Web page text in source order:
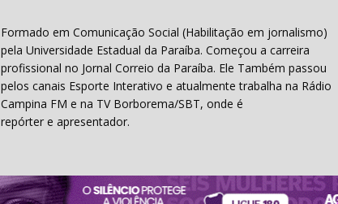
Formado em Comunicação Social (Habilitação em jornalismo)
pela Universidade Estadual da Paraíba. Começou a carreira
profissional no Jornal Correio da Paraíba. Ele Também passou
pelos canais Esporte Interativo e atualmente trabalha na Rádio
Campina FM e na TV Borborema/SBT, onde é
repórter e apresentador.